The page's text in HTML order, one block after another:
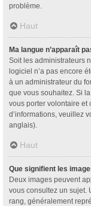
problème.
Haut
Ma langue n’apparaît
Soit les administrateurs
logiciel n’a pas encore
à un administrateur du
que vous souhaitez. Si
vous porter volontaire et
d’informations, veuillez
anglais).
Haut
Que signifient les
Deux images peuvent
vous consultez un sujet.
rang, généralement